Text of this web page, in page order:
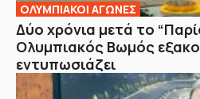
ΟΛΥΜΠΙΑΚΟΙ ΑΓΩΝΕΣ
Δύο χρόνια μετά το
Ολυμπιακός Βωμός
εντυπωσιάζει